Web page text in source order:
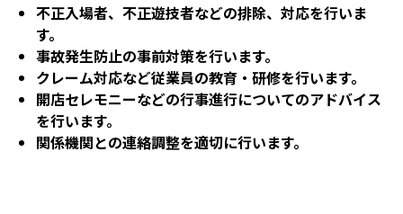
不正入場者、不正遊技者などの排除、対応を行いま
す。
事故発生防止の事前対策を行います。
クレーム対応など従業員の教育・研修を行います。
開店セレモニーなどの行事進行についてのアドバイス
を行います。
関係機関との連絡調整を適切に行います。